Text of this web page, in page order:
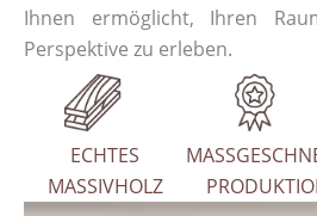
Ihnen ermöglicht, Ihren
Perspektive zu erleben.
ECHTES
MASSIVHOLZ